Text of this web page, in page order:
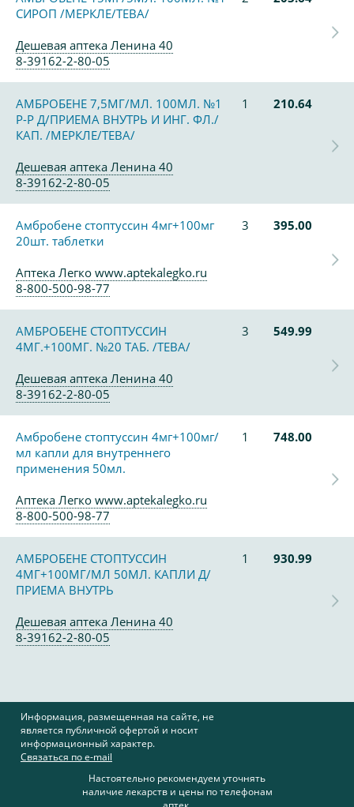
СИРОП /МЕРКЛЕ/ТЕВА/
Дешевая аптека Ленина 40
8-39162-2-80-05
АМБРОБЕНЕ 7,5МГ/МЛ. 100МЛ. №1
Р-Р Д/ПРИЕМА ВНУТРЬ И ИНГ. ФЛ./
КАП. /МЕРКЛЕ/ТЕВА/
1 210.64
Дешевая аптека Ленина 40
8-39162-2-80-05
Амбробене стоптуссин 4мг+100мг
20шт. таблетки
3 395.00
Аптека Легко www.aptekalegko.ru
8-800-500-98-77
АМБРОБЕНЕ СТОПТУССИН
4МГ.+100МГ. №20 ТАБ. /ТЕВА/
3 549.99
Дешевая аптека Ленина 40
8-39162-2-80-05
Амбробене стоптуссин 4мг+100мг/
мл капли для внутреннего
применения 50мл.
1 748.00
Аптека Легко www.aptekalegko.ru
8-800-500-98-77
АМБРОБЕНЕ СТОПТУССИН
4МГ+100МГ/МЛ 50МЛ. КАПЛИ Д/
ПРИЕМА ВНУТРЬ
1 930.99
Дешевая аптека Ленина 40
8-39162-2-80-05
Информация, размещенная на сайте, не
является публичной офертой и носит
информационный характер.
Связаться по e-mail
Настоятельно рекомендуем уточнять
наличие лекарств и цены по телефонам